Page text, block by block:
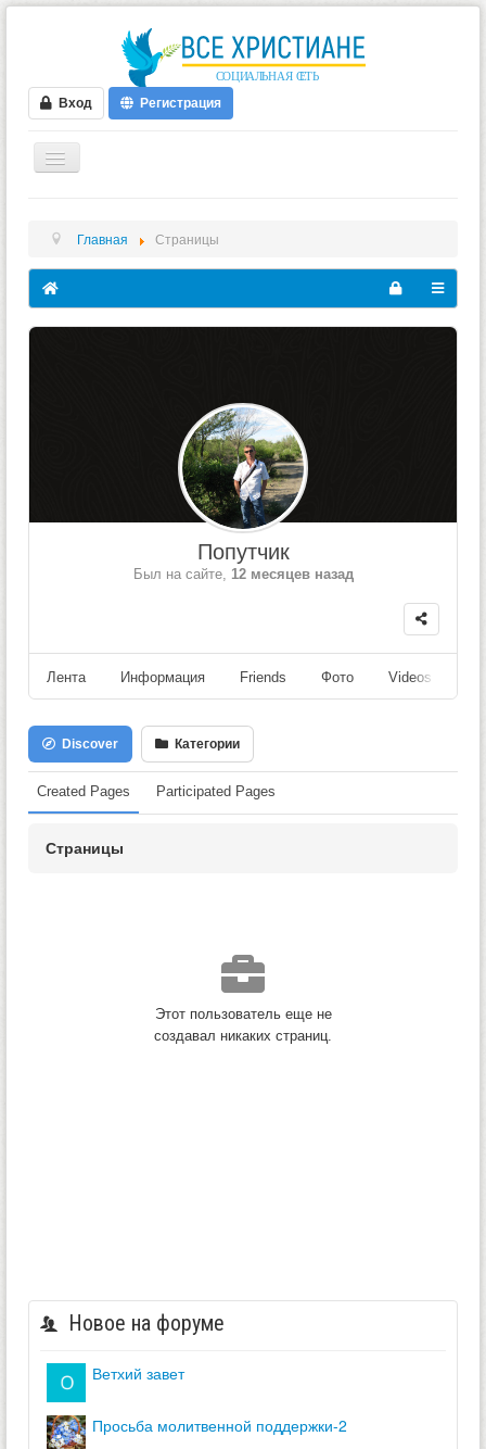
Вход Регистрация
ФОРУМ
ВИДЕО
БЛОГИ
Главная Страницы
Попутчик
Был на сайте, 12 месяцев назад
Лента Информация Friends Фото Videos
Discover Категории
Created Pages Participated Pages
Страницы
Этот пользователь еще не
создавал никаких страниц.
Новое на форуме
ветхий завет
просьба молитвенной поддержки-2